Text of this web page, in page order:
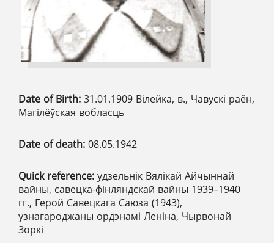
Date of Birth: 31.01.1909 Вілейка, в., Чавускі раён,
Магілёўская вобласць
Date of death: 08.05.1942
Quick reference: удзельнік Вялікай Айчыннай
вайны, савецка-фінляндскай вайны 1939–1940
гг., Герой Савецкага Саюза (1943),
узнагароджаны ордэнамі Леніна, Чырвонай
Зоркі